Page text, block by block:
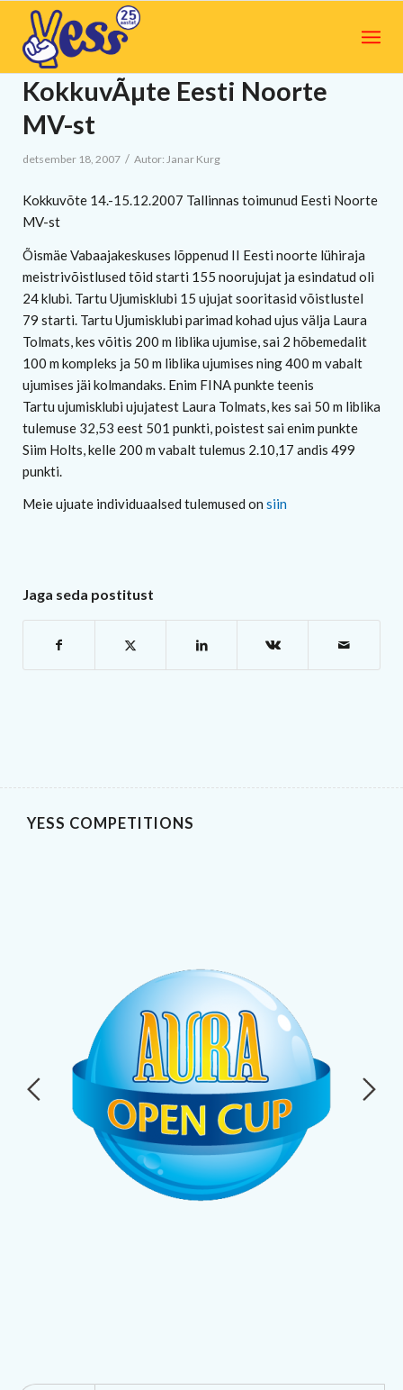
KokkuvÃµte Eesti Noorte
MV-st
detsember 18, 2007 / Autor: Janar Kurg
Kokkuvõte 14.-15.12.2007 Tallinnas toimunud Eesti Noorte
MV-st
Õismäe Vabaajakeskuses lõppenud II Eesti noorte lühiraja
meistrivõistlused tõid starti 155 noorujujat ja esindatud oli
24 klubi. Tartu Ujumisklubi 15 ujujat sooritasid võistlustel
79 starti. Tartu Ujumisklubi parimad kohad ujus välja Laura
Tolmats, kes võitis 200 m liblika ujumise, sai 2 hõbemedalit
100 m kompleks ja 50 m liblika ujumises ning 400 m vabalt
ujumises jäi kolmandaks. Enim FINA punkte teenis
Tartu ujumisklubi ujujatest Laura Tolmats, kes sai 50 m liblika
tulemuse 32,53 eest 501 punkti, poistest sai enim punkte
Siim Holts, kelle 200 m vabalt tulemus 2.10,17 andis 499
punkti.
Meie ujuate individuaalsed tulemused on siin
Jaga seda postitust
YESS COMPETITIONS